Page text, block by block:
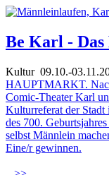
Be Karl -
Kultur09.10.-
HAUPTMARKT.
Comic-Theater Karl
Kulturreferat der Stadt
des 700.
selbst Männlein
Eine/r gewinnen.